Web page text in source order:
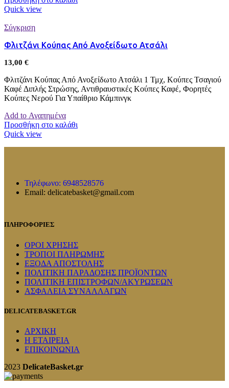
Quick view
Σύγκριση
Φλιτζάνι Κούπας Από Ανοξείδωτο Ατσάλι
13,00 €
Φλιτζάνι Κούπας Από Ανοξείδωτο Ατσάλι 1 Τμχ, Κούπες Τσαγιού
Καφέ Διπλής Στρώσης, Αντιθραυστικές Κούπες Καφέ, Φορητές
Κούπες Νερού Για Υπαίθριο Κάμπινγκ
Add to Αγαπημένα
Προσθήκη στο καλάθι
Quick view
Τηλέφωνο: 6948528576
Email: delicatebasket@gmail.com
ΠΛΗΡΟΦΟΡΙΕΣ
ΟΡΟΙ ΧΡΗΣΗΣ
ΤΡΟΠΟΙ ΠΛΗΡΩΜΗΣ
ΕΞΟΔΑ ΑΠΟΣΤΟΛΗΣ
ΠΟΛΙΤΙΚΗ ΠΑΡΑΔΟΣΗΣ ΠΡΟΪΟΝΤΩΝ
ΠΟΛΙΤΙΚΗ ΕΠΙΣΤΡΟΦΩΝ/ΑΚΥΡΩΣΕΩΝ
ΑΣΦΑΛΕΙΑ ΣΥΝΑΛΛΑΓΩΝ
DELICATEBASKET.GR
ΑΡΧΙΚΗ
Η ΕΤΑΙΡΕΙΑ
ΕΠΙΚΟΙΝΩΝΙΑ
2023 DelicateBasket.gr